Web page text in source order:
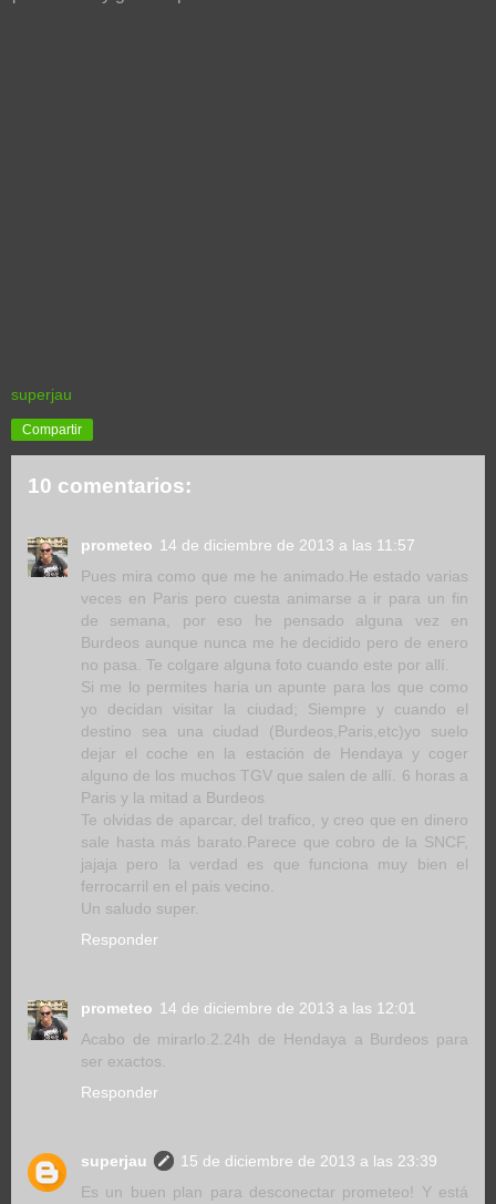
superjau
Compartir
10 comentarios:
prometeo 14 de diciembre de 2013 a las 11:57
Pues mira como que me he animado.He estado varias
veces en Paris pero cuesta animarse a ir para un fin
de semana, por eso he pensado alguna vez en
Burdeos aunque nunca me he decidido pero de enero
no pasa. Te colgare alguna foto cuando este por allí.
Si me lo permites haria un apunte para los que como
yo decidan visitar la ciudad; Siempre y cuando el
destino sea una ciudad (Burdeos,Paris,etc)yo suelo
dejar el coche en la estación de Hendaya y coger
alguno de los muchos TGV que salen de allí. 6 horas a
Paris y la mitad a Burdeos
Te olvidas de aparcar, del trafico, y creo que en dinero
sale hasta más barato.Parece que cobro de la SNCF,
jajaja pero la verdad es que funciona muy bien el
ferrocarril en el pais vecino.
Un saludo super.
Responder
prometeo 14 de diciembre de 2013 a las 12:01
Acabo de mirarlo.2.24h de Hendaya a Burdeos para
ser exactos.
Responder
superjau
15 de diciembre de 2013 a las 23:39
Es un buen plan para desconectar prometeo! Y está